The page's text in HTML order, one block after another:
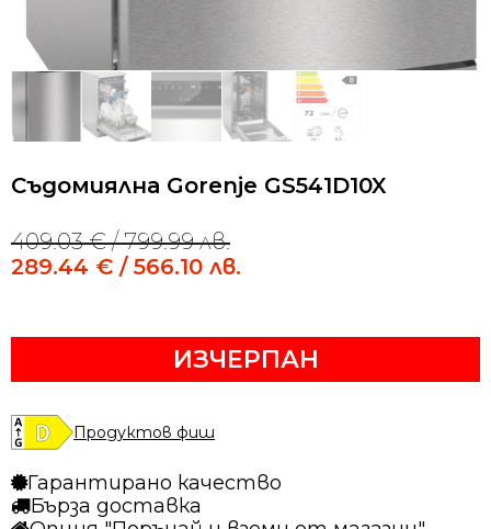
Съдомиялна Gorenje GS541D10X
409.03€/ 799.99 лв.
Original
price
/
289.44 € / 566.10 лв.
Current
price
/
ИЗЧЕРПАН
Продуктов фиш
Гарантирано качество
Бърза доставка